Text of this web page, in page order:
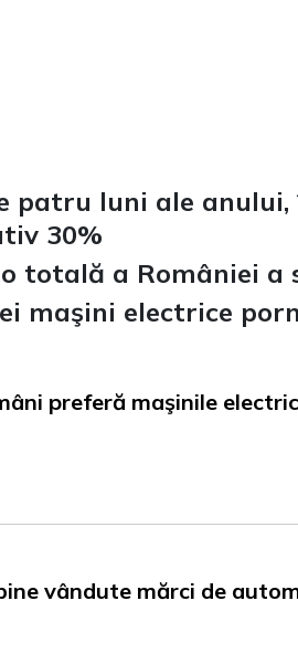
patru luni ale
30%
totală a României a
maşini electrice
preferă maşinile
vândute mărci de